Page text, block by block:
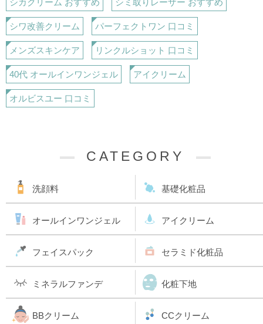
シワ改善クリーム パーフェクトワン 口コミ
メンズスキンケア リンクルショット 口コミ
40代 オールインワンジェル アイクリーム
オルビスユー 口コミ
CATEGORY
洗顔料 基礎化粧品
オールインワンジェル アイクリーム
フェイスパック セラミド化粧品
ミネラルファンデ 化粧下地
BBクリーム CCクリーム